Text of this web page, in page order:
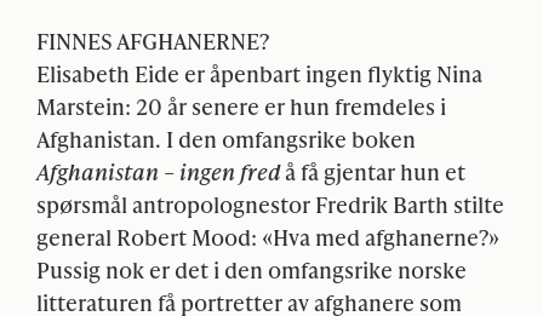
FINNES AFGHANERNE?
Elisabeth Eide er åpenbart ingen flyktig Nina
Marstein: 20 år senere er hun fremdeles i
Afghanistan. I den omfangsrike boken
Afghanistan – ingen fredå få gjentar hun et
spørsmål antropolognestor Fredrik Barth stilte
general Robert Mood: «Hva med afghanerne?»
Pussig nok er det i den omfangsrike norske
litteraturen få portretter av afghanere som